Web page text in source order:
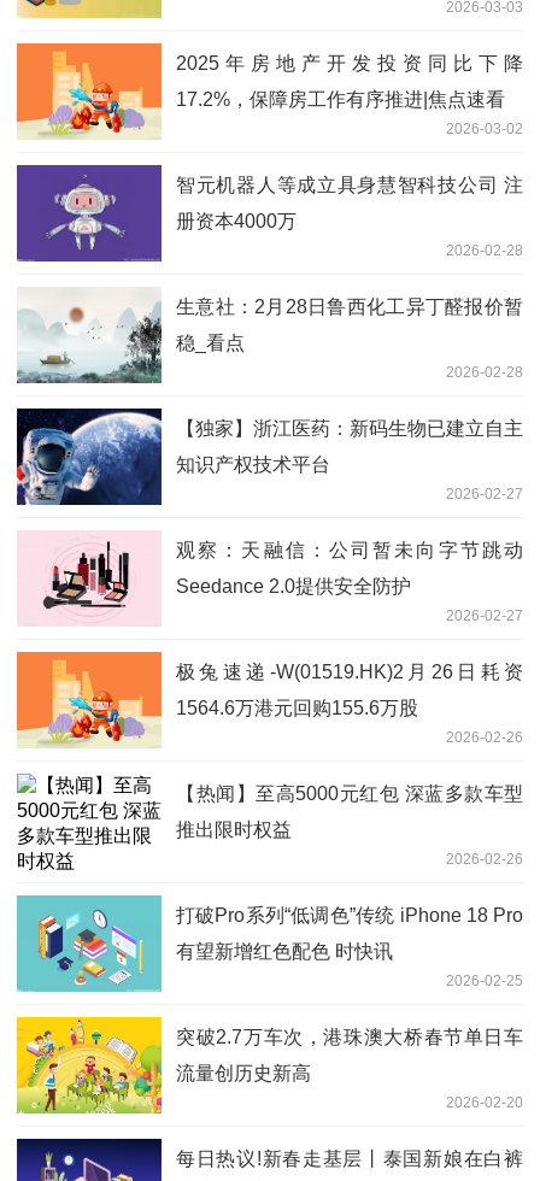
2026-03-03
2025年房地产开发投资同比下降
17.2%，保障房工作有序推进|焦点速看
2026-03-02
智元机器人等成立具身慧智科技公司 注
册资本4000万
2026-02-28
生意社：2月28日鲁西化工异丁醛报价暂
稳_看点
2026-02-28
【独家】浙江医药：新码生物已建立自主
知识产权技术平台
2026-02-27
观察：天融信：公司暂未向字节跳动
Seedance 2.0提供安全防护
2026-02-27
极兔速递-W(01519.HK)2月26日耗资
1564.6万港元回购155.6万股
2026-02-26
【热闻】至高5000元红包 深蓝多款车型
推出限时权益
2026-02-26
打破Pro系列“低调色”传统 iPhone 18 Pro
有望新增红色配色 时快讯
2026-02-25
突破2.7万车次，港珠澳大桥春节单日车
流量创历史新高
2026-02-20
每日热议!新春走基层丨泰国新娘在白裤